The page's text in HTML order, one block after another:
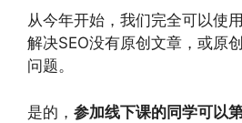
从今年开始，我们完全可以使
解决SEO没有原创文章，或原
问题。
是的， 参加线下课的同学可以